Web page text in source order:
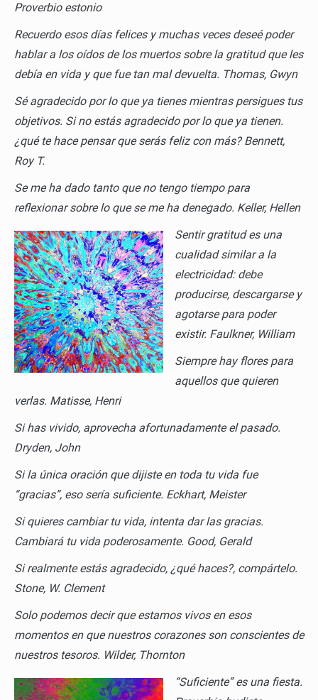
Proverbio estonio
Recuerdo esos días felices y muchas veces deseé poder
hablar a los oídos de los muertos sobre la gratitud que les
debía en vida y que fue tan mal devuelta. Thomas, Gwyn
Sé agradecido por lo que ya tienes mientras persigues tus
objetivos. Si no estás agradecido por lo que ya tienen.
¿qué te hace pensar que serás feliz con más? Bennett,
Roy T.
Se me ha dado tanto que no tengo tiempo para
reflexionar sobre lo que se me ha denegado. Keller, Hellen
Sentir gratitud es una
cualidad similar a la
electricidad: debe
producirse, descargarse y
agotarse para poder
existir. Faulkner, William
Siempre hay flores para
aquellos que quieren
verlas. Matisse, Henri
Si has vivido, aprovecha afortunadamente el pasado.
Dryden, John
Si la única oración que dijiste en toda tu vida fue
“gracias”, eso sería suficiente. Eckhart, Meister
Si quieres cambiar tu vida, intenta dar las gracias.
Cambiará tu vida poderosamente. Good, Gerald
Si realmente estás agradecido, ¿qué haces?, compártelo.
Stone, W. Clement
Solo podemos decir que estamos vivos en esos
momentos en que nuestros corazones son conscientes de
nuestros tesoros. Wilder, Thornton
“Suficiente” es una fiesta.